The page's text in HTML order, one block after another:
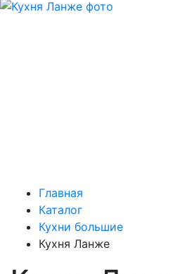
Главная
Каталог
Кухни большие
Кухня Ланже